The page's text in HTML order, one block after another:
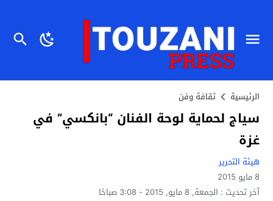
الرئيسية ثقافة وفن
سياج لحماية لوحة الفنان “بانكسي” في
غزة
هيئة التحرير
8 مايو 2015
آخر تحديث : الجمعة, 8 مايو, 2015 - 3:08 صباحًا